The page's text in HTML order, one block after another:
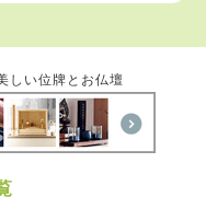
しい位牌とお仏壇